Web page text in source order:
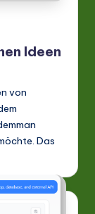
Ideen
von
Das